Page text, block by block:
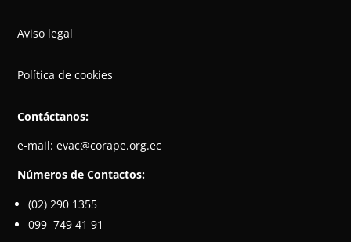
Aviso legal
Política de cookies
Contáctanos:
e-mail:evac@corape.org.ec
Números de Contactos:
(02) 290 1355
099 749 41 91